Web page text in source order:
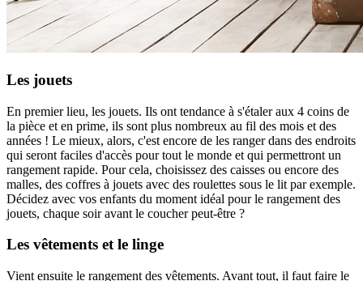
Les jouets
En premier lieu, les jouets. Ils ont tendance à s'étaler aux 4 coins de
la pièce et en prime, ils sont plus nombreux au fil des mois et des
années ! Le mieux, alors, c'est encore de les ranger dans des endroits
qui seront faciles d'accès pour tout le monde et qui permettront un
rangement rapide. Pour cela, choisissez des caisses ou encore des
malles, des coffres à jouets avec des roulettes sous le lit par exemple.
Décidez avec vos enfants du moment idéal pour le rangement des
jouets, chaque soir avant le coucher peut-être ?
Les vêtements et le linge
Vient ensuite le rangement des vêtements. Avant tout, il faut faire le